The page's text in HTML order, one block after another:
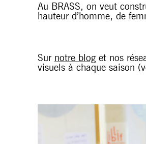
Au BRASS, on veut
hauteur d’homme, de
Sur notre bloget nos
visuels à chaque saison